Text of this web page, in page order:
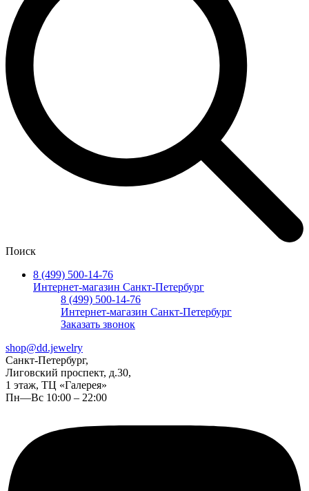
Поиск
8 (499) 500-14-76
Интернет-магазин Санкт-Петербург
8 (499) 500-14-76
Интернет-магазин Санкт-Петербург
Заказать звонок
shop@dd.jewelry
Санкт-Петербург,
Лиговский проспект, д.30,
1 этаж, ТЦ «Галерея»
Пн—Вс 10:00 – 22:00